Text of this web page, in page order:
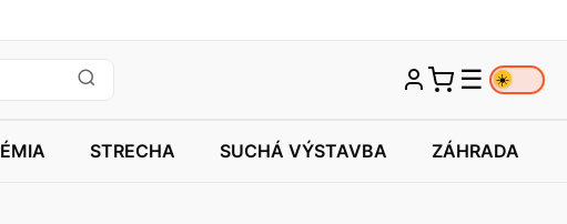
☰ ☀️
STRECHA SUCHÁ VÝSTAVBA ZÁHRADA